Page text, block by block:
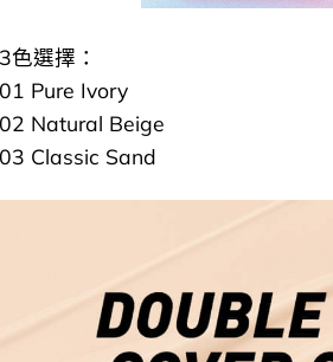
3色選擇：
01 Pure Ivory
02 Natural Beige
03 Classic Sand